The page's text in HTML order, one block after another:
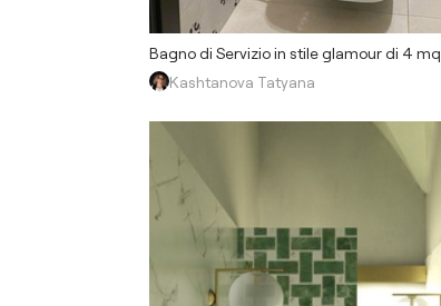
Bagno di Servizio in stile glamour di 4 mq
Kashtanova Tatyana